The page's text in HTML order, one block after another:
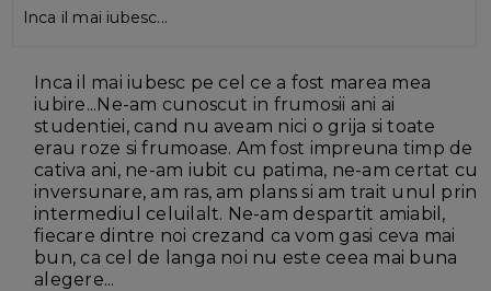
Inca il mai iubesc...
Inca il mai iubesc pe cel ce a fost marea mea
iubire...Ne-am cunoscut in frumosii ani ai
studentiei, cand nu aveam nici o grija si toate
erau roze si frumoase. Am fost impreuna timp de
cativa ani, ne-am iubit cu patima, ne-am certat cu
inversunare, am ras, am plans si am trait unul prin
intermediul celuilalt. Ne-am despartit amiabil,
fiecare dintre noi crezand ca vom gasi ceva mai
bun, ca cel de langa noi nu este ceea mai buna
alegere...